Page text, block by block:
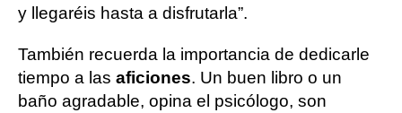
y llegaréis hasta a disfrutarla”.
También recuerda la importancia de dedicarle
tiempo a las aficiones. Un buen libro o un
baño agradable, opina el psicólogo, son